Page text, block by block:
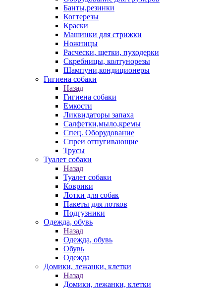
Банты,резинки
Когтерезы
Краски
Машинки для стрижки
Ножницы
Расчески, щетки, пуходерки
Скребницы, колтунорезы
Шампуни,кондиционеры
Гигиена собаки
Назад
Гигиена собаки
Емкости
Ликвидаторы запаха
Салфетки,мыло,кремы
Спец. Оборудование
Спреи отпугивающие
Трусы
Туалет собаки
Назад
Туалет собаки
Коврики
Лотки для собак
Пакеты для лотков
Подгузники
Одежда, обувь
Назад
Одежда, обувь
Обувь
Одежда
Домики, лежанки, клетки
Назад
Домики, лежанки, клетки